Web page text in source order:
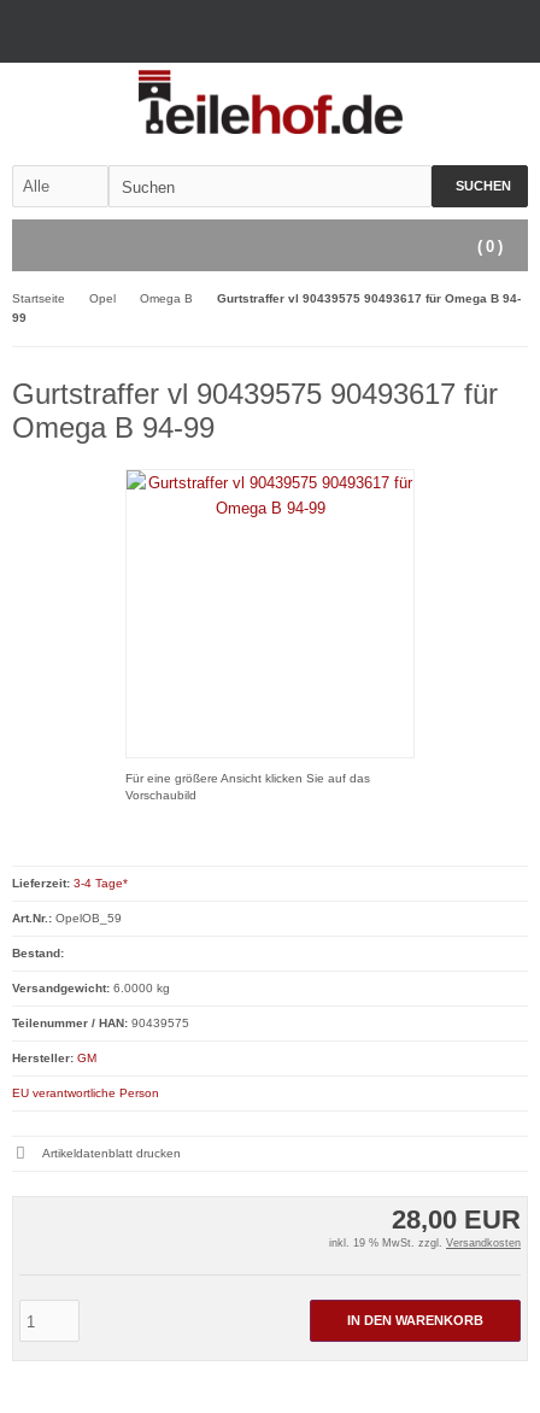
SUCHEN
( 0 )
Startseite Opel Omega B
Gurtstraffer vl 90439575 90493617 für Omega B 94-
99
Gurtstraffer vl 90439575 90493617 für
Omega B 94-99
Für eine größere Ansicht klicken Sie auf das
Vorschaubild
28,00 EUR
inkl. 19 % MwSt. zzgl. Versandkosten
IN DEN WARENKORB
Lieferzeit: 3-4 Tage*
Art.Nr.: OpelOB_59
Bestand:
Versandgewicht: 6.0000 kg
Teilenummer / HAN: 90439575
Hersteller: GM
EU verantwortliche Person
Artikeldatenblatt drucken